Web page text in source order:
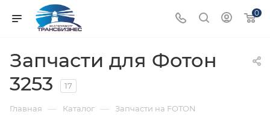
0
Запчасти для Фотон
3253
17
Главная — Каталог — Запчасти на FOTON